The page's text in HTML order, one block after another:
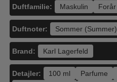
Duftfamilie: Maskulin Forår
Duftnoter: Sommer (Summer)
Brand: Karl Lagerfeld
Detajler: 100 ml Parfume